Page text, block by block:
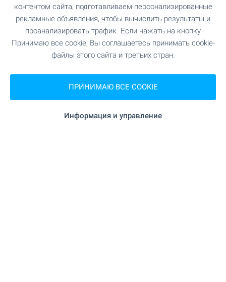
Жилой дом в районе Младост 1,
175 000
Апартаменты (различные типы)
контентом сайта, подготавливаем персонализированные
рекламные объявления, чтобы вычислить результаты и
проанализировать трафик. Если нажать на кнопку
Принимаю все cookie, Вы соглашаетесь принимать cookie-
файлы этого сайта и третьих стран.
ПРИНИМАЮ ВСЕ COOKIE
Информация и управление